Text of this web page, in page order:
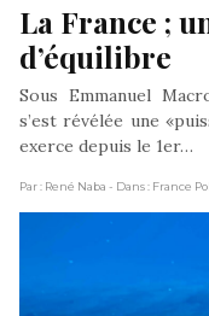
La France ;
d’équilibre
Sous Emmanuel
s’est révélée une
exerce depuis le 1er…
Par : René Naba - Dans : France